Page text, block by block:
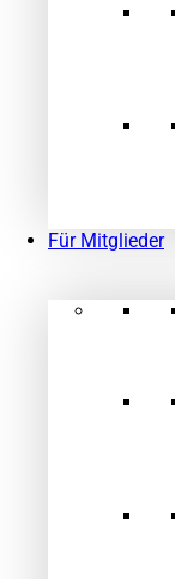
Für Mitglieder